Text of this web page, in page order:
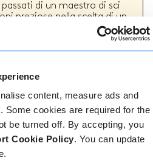
content, measure ads and
Some cookies are required for the
be turned off. By accepting, you
Cookie Policy. You can update
di un maestro di sci
preziose nella scelta di un
se un maestro offre
di alta qualità e i tipi di
che ha fornito in passato.
potrebbe essere più
di esperti è sempre a
prenotate subito online